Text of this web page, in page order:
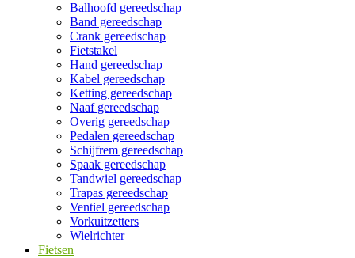
Balhoofd gereedschap
Band gereedschap
Crank gereedschap
Fietstakel
Hand gereedschap
Kabel gereedschap
Ketting gereedschap
Naaf gereedschap
Overig gereedschap
Pedalen gereedschap
Schijfrem gereedschap
Spaak gereedschap
Tandwiel gereedschap
Trapas gereedschap
Ventiel gereedschap
Vorkuitzetters
Wielrichter
Fietsen